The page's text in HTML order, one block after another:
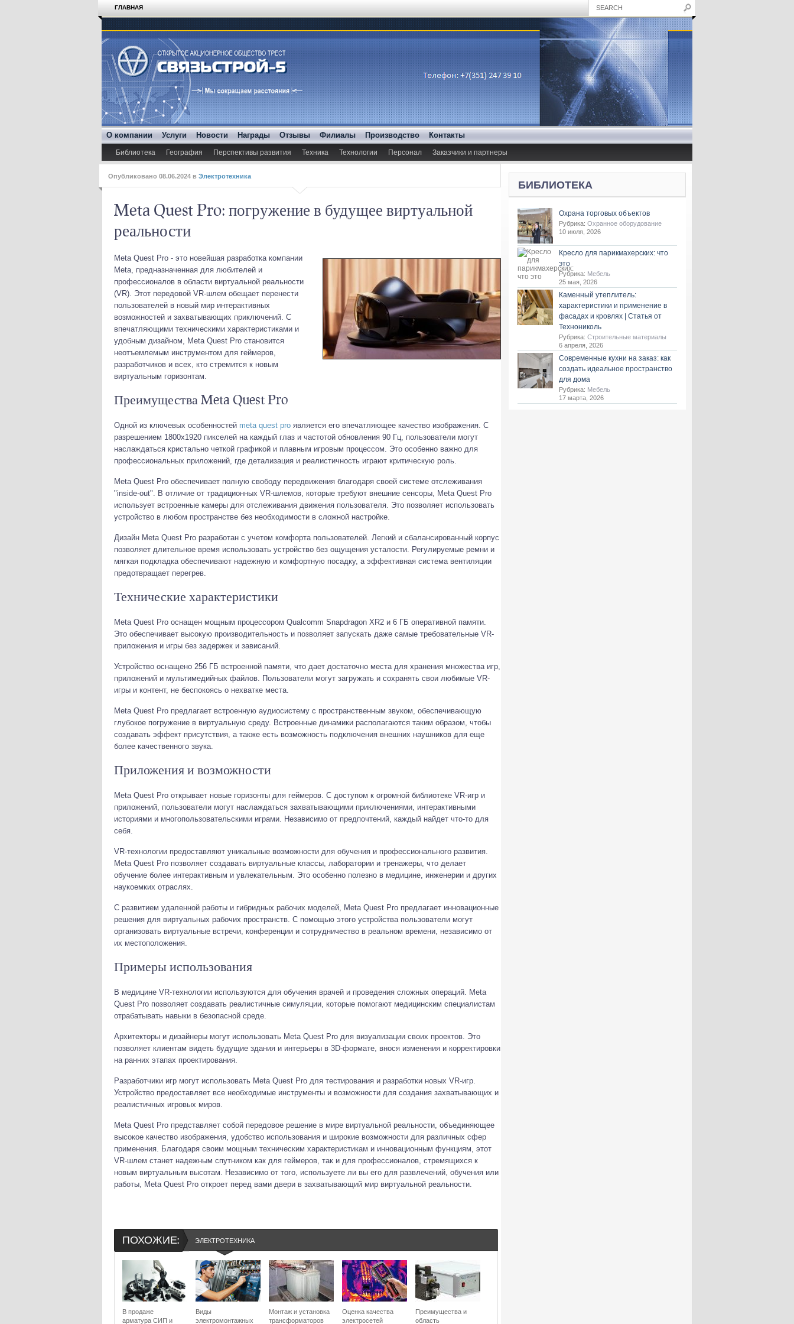
ГЛАВНАЯ
О компании Услуги Новости Награды Отзывы Филиалы Производство Контакты
Библиотека География Перспективы развития Техника Технологии Персонал Заказчики и партнеры
Опубликовано 08.06.2024 в Электротехника
Meta Quest Pro: погружение в будущее виртуальной
реальности
Meta Quest Pro - это новейшая разработка компании
Meta, предназначенная для любителей и
профессионалов в области виртуальной реальности
(VR). Этот передовой VR-шлем обещает перенести
пользователей в новый мир интерактивных
возможностей и захватывающих приключений. С
впечатляющими техническими характеристиками и
удобным дизайном, Meta Quest Pro становится
неотъемлемым инструментом для геймеров,
разработчиков и всех, кто стремится к новым
виртуальным горизонтам.
Преимущества Meta Quest Pro
Одной из ключевых особенностей meta quest pro является его впечатляющее качество изображения. С
разрешением 1800x1920 пикселей на каждый глаз и частотой обновления 90 Гц, пользователи могут
наслаждаться кристально четкой графикой и плавным игровым процессом. Это особенно важно для
профессиональных приложений, где детализация и реалистичность играют критическую роль.
Meta Quest Pro обеспечивает полную свободу передвижения благодаря своей системе отслеживания
"inside-out". В отличие от традиционных VR-шлемов, которые требуют внешние сенсоры, Meta Quest Pro
использует встроенные камеры для отслеживания движения пользователя. Это позволяет использовать
устройство в любом пространстве без необходимости в сложной настройке.
Дизайн Meta Quest Pro разработан с учетом комфорта пользователей. Легкий и сбалансированный корпус
позволяет длительное время использовать устройство без ощущения усталости. Регулируемые ремни и
мягкая подкладка обеспечивают надежную и комфортную посадку, а эффективная система вентиляции
предотвращает перегрев.
Технические характеристики
Meta Quest Pro оснащен мощным процессором Qualcomm Snapdragon XR2 и 6 ГБ оперативной памяти.
Это обеспечивает высокую производительность и позволяет запускать даже самые требовательные VR-
приложения и игры без задержек и зависаний.
Устройство оснащено 256 ГБ встроенной памяти, что дает достаточно места для хранения множества игр,
приложений и мультимедийных файлов. Пользователи могут загружать и сохранять свои любимые VR-
игры и контент, не беспокоясь о нехватке места.
Meta Quest Pro предлагает встроенную аудиосистему с пространственным звуком, обеспечивающую
глубокое погружение в виртуальную среду. Встроенные динамики располагаются таким образом, чтобы
создавать эффект присутствия, а также есть возможность подключения внешних наушников для еще
более качественного звука.
Приложения и возможности
Meta Quest Pro открывает новые горизонты для геймеров. С доступом к огромной библиотеке VR-игр и
приложений, пользователи могут наслаждаться захватывающими приключениями, интерактивными
историями и многопользовательскими играми. Независимо от предпочтений, каждый найдет что-то для
себя.
VR-технологии предоставляют уникальные возможности для обучения и профессионального развития.
Meta Quest Pro позволяет создавать виртуальные классы, лаборатории и тренажеры, что делает
обучение более интерактивным и увлекательным. Это особенно полезно в медицине, инженерии и других
наукоемких отраслях.
С развитием удаленной работы и гибридных рабочих моделей, Meta Quest Pro предлагает инновационные
решения для виртуальных рабочих пространств. С помощью этого устройства пользователи могут
организовать виртуальные встречи, конференции и сотрудничество в реальном времени, независимо от
их местоположения.
Примеры использования
В медицине VR-технологии используются для обучения врачей и проведения сложных операций. Meta
Quest Pro позволяет создавать реалистичные симуляции, которые помогают медицинским специалистам
отрабатывать навыки в безопасной среде.
Архитекторы и дизайнеры могут использовать Meta Quest Pro для визуализации своих проектов. Это
позволяет клиентам видеть будущие здания и интерьеры в 3D-формате, внося изменения и корректировки
на ранних этапах проектирования.
Разработчики игр могут использовать Meta Quest Pro для тестирования и разработки новых VR-игр.
Устройство предоставляет все необходимые инструменты и возможности для создания захватывающих и
реалистичных игровых миров.
Meta Quest Pro представляет собой передовое решение в мире виртуальной реальности, объединяющее
высокое качество изображения, удобство использования и широкие возможности для различных сфер
применения. Благодаря своим мощным техническим характеристикам и инновационным функциям, этот
VR-шлем станет надежным спутником как для геймеров, так и для профессионалов, стремящихся к
новым виртуальным высотам. Независимо от того, используете ли вы его для развлечений, обучения или
работы, Meta Quest Pro откроет перед вами двери в захватывающий мир виртуальной реальности.
ПОХОЖИЕ: ЭЛЕКТРОТЕХНИКА
В продаже
арматура СИП и
Виды
электромонтажных
Монтаж и установка
трансформаторов
Оценка качества
электросетей
Преимущества и
область
БИБЛИОТЕКА
Охрана торговых объектов
Рубрика: Охранное оборудование
10 июля, 2026
Кресло для парикмахерских: что
это
Рубрика: Мебель
25 мая, 2026
Каменный утеплитель:
характеристики и применение в
фасадах и кровлях | Статья от
Технониколь
Рубрика: Строительные материалы
6 апреля, 2026
Современные кухни на заказ: как
создать идеальное пространство
для дома
Рубрика: Мебель
17 марта, 2026